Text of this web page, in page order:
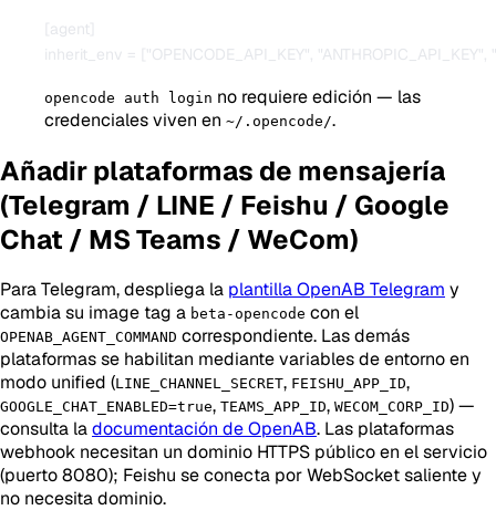
[agent]
opencode auth login no requiere edición — las
credenciales viven en ~/.opencode/.
Añadir plataformas de mensajería
(Telegram / LINE / Feishu / Google
Chat / MS Teams / WeCom)
Para Telegram, despliega la plantilla OpenAB Telegram y
cambia su image tag a beta-opencode con el
OPENAB_AGENT_COMMAND correspondiente. Las demás
plataformas se habilitan mediante variables de entorno en
modo unified (LINE_CHANNEL_SECRET, FEISHU_APP_ID,
GOOGLE_CHAT_ENABLED=true, TEAMS_APP_ID, WECOM_CORP_ID) —
consulta ladocumentación de OpenAB. Las plataformas
webhook necesitan un dominio HTTPS público en el servicio
(puerto 8080); Feishu se conecta por WebSocket saliente y
no necesita dominio.